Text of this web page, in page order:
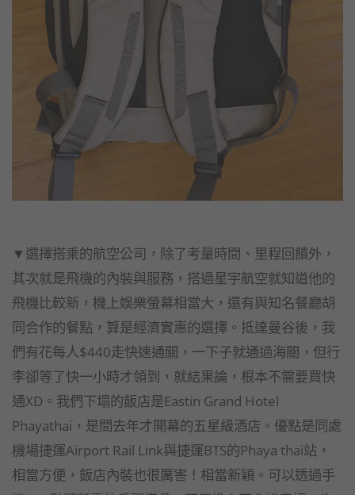
▼選擇搭乘的航空公司，除了考量時間、里程回饋外，
其次就是飛機的內裝與服務，搭過星宇航空就知道他的
飛機比較新，機上娛樂螢幕相當大，還有與知名餐廳胡
同合作的餐點，算是經濟實惠的選擇。抵達曼谷後，我
們有花每人$440走快速通關，一下子就通過海關，但行
李卻等了快一小時才領到，就結果論，根本不需要買快
通XD。我們下塌的飯店是Eastin Grand Hotel
Phayathai，是間去年才開幕的五星級酒店。優點是同處
機場捷運Airport Rail Link與捷運BTS的Phaya thai站，
相當方便，飯店內裝也很厲害！相當新穎。可以透過手